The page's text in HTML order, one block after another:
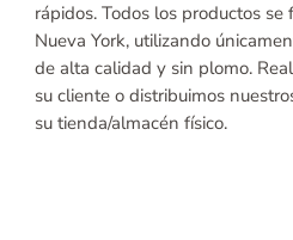
rápidos. Todos los productos
Nueva York, utilizando
de alta calidad y sin plomo.
su cliente o distribuimos
su tienda/almacén físico.